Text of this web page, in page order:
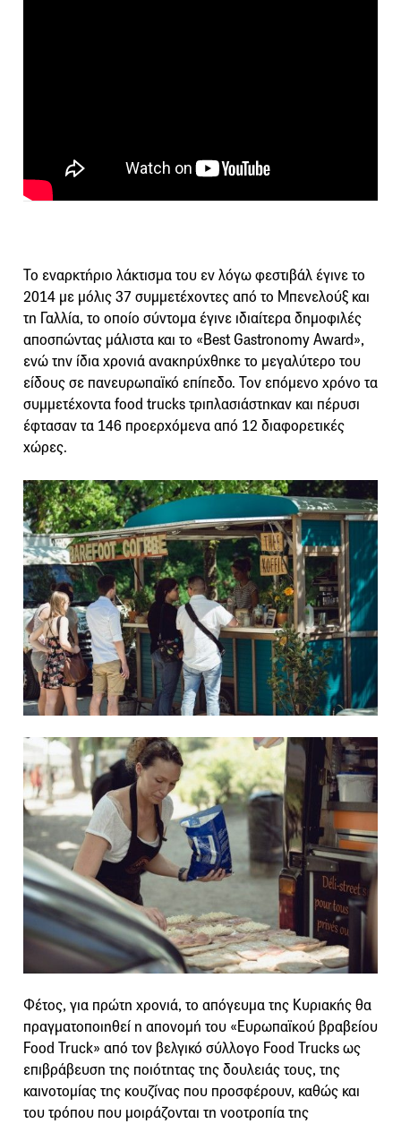
Το εναρκτήριο λάκτισμα του εν λόγω φεστιβάλ έγινε το
2014 με μόλις 37 συμμετέχοντες από το Μπενελούξ και
τη Γαλλία, το οποίο σύντομα έγινε ιδιαίτερα δημοφιλές
αποσπώντας μάλιστα και το «Best Gastronomy Award»,
ενώ την ίδια χρονιά ανακηρύχθηκε το μεγαλύτερο του
είδους σε πανευρωπαϊκό επίπεδο. Τον επόμενο χρόνο τα
συμμετέχοντα food trucks τριπλασιάστηκαν και πέρυσι
έφτασαν τα 146 προερχόμενα από 12 διαφορετικές
χώρες.
Φέτος, για πρώτη χρονιά, το απόγευμα της Κυριακής θα
πραγματοποιηθεί η απονομή του «Ευρωπαϊκού βραβείου
Food Truck» από τον βελγικό σύλλογο Food Trucks ως
επιβράβευση της ποιότητας της δουλειάς τους, της
καινοτομίας της κουζίνας που προσφέρουν, καθώς και
του τρόπου που μοιράζονται τη νοοτροπία της